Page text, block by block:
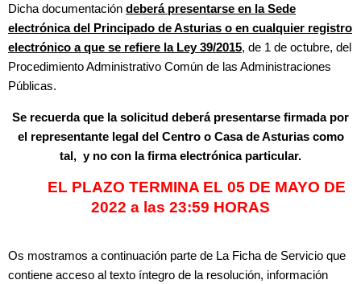
Dicha documentación deberá presentarse en la Sede
electrónica del Principado de Asturias o en cualquier registro
electrónico a que se refiere la Ley 39/2015, de 1 de octubre, del
Procedimiento Administrativo Común de las Administraciones
Públicas.
Se recuerda que la solicitud deberá presentarse firmada por
el representante legal del Centro o Casa de Asturias como
tal, y no con la firma electrónica particular.
EL PLAZO TERMINA EL 05 DE MAYO DE
2022 a las 23:59 HORAS
Os mostramos a continuación parte de La Ficha de Servicio que
contiene acceso al texto íntegro de la resolución, información